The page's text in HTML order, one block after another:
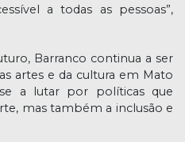
a todas as pessoas”,
Barranco continua a ser
artes e da cultura em Mato
a lutar por políticas que
mas também a inclusão e